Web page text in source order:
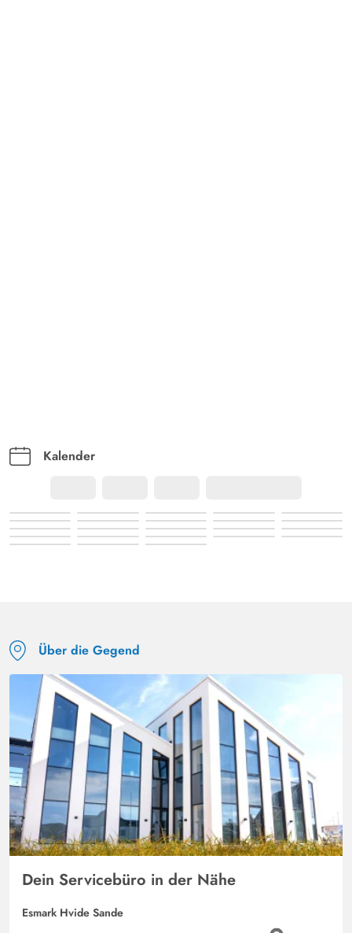
Kalender
Über die Gegend
Dein Servicebüro in der Nähe
Esmark Hvide Sande